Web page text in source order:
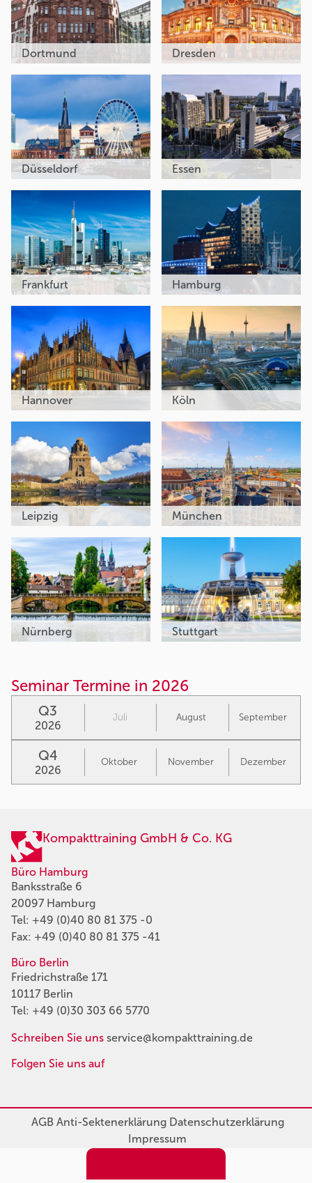
Dortmund Dresden
Düsseldorf Essen
Frankfurt Hamburg
Hannover Köln
Leipzig München
Nürnberg Stuttgart
Seminar Termine in 2026
Q3
2026
Juli August September
Q4
2026
Oktober November Dezember
Kompakttraining GmbH & Co. KG
Büro Hamburg
Banksstraße 6
20097 Hamburg
Tel: +49 (0)40 80 81 375 -0
Fax: +49 (0)40 80 81 375 -41
Büro Berlin
Friedrichstraße 171
10117 Berlin
Tel: +49 (0)30 303 66 5770
Schreiben Sie uns service@kompakttraining.de
Folgen Sie uns auf
AGBAnti-SektenerklärungDatenschutzerklärung
Impressum